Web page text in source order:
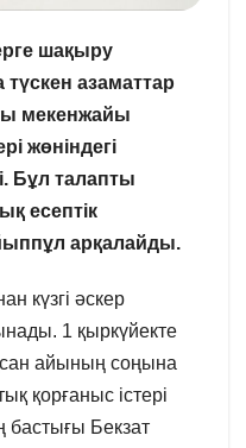
шақыру
азаматтар
мекенжайы
жөніндегі
Бұл талапты
есептік
арқалайды.
күзгі әскер
1 қыркүйекте
айының соңына
қорғаныс істері
бастығы Бекзат